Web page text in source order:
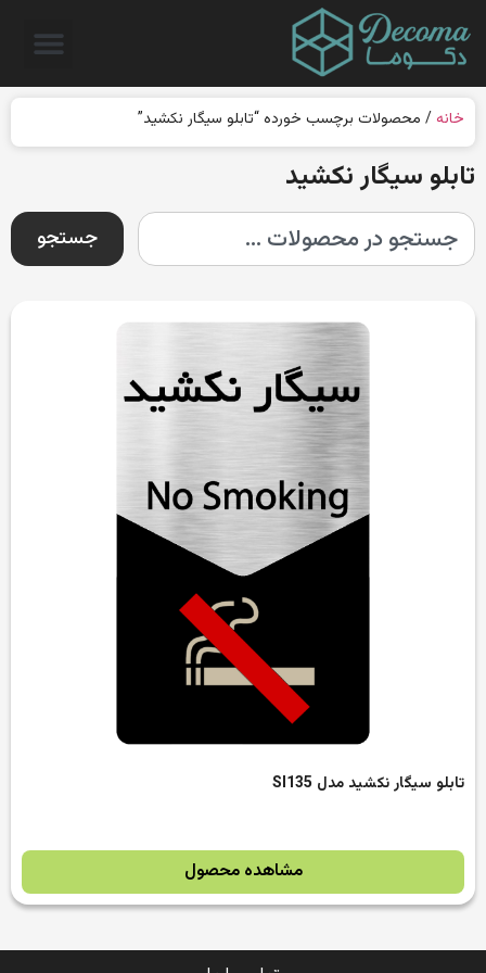
خانه / محصولات برچسب خورده “تابلو سیگار نکشید”
تابلو سیگار نکشید
جستجو
تابلو سیگار نکشید مدل SI135
مشاهده محصول